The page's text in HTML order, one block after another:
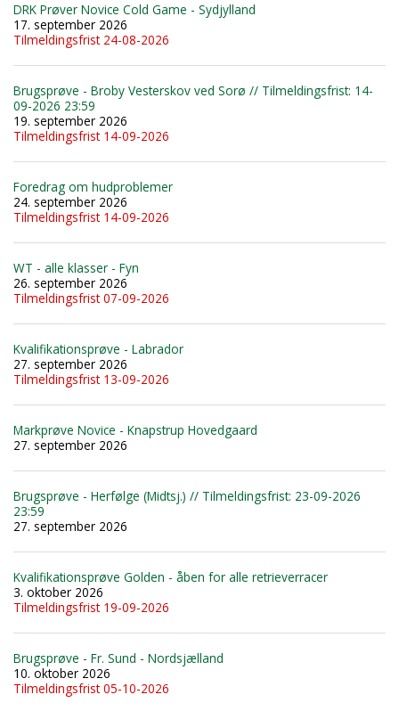
DRK Prøver Novice Cold Game - Sydjylland
17. september 2026
Tilmeldingsfrist 24-08-2026
Brugsprøve - Broby Vesterskov ved Sorø // Tilmeldingsfrist: 14-
09-2026 23:59
19. september 2026
Tilmeldingsfrist 14-09-2026
Foredrag om hudproblemer
24. september 2026
Tilmeldingsfrist 14-09-2026
WT - alle klasser - Fyn
26. september 2026
Tilmeldingsfrist 07-09-2026
Kvalifikationsprøve - Labrador
27. september 2026
Tilmeldingsfrist 13-09-2026
Markprøve Novice - Knapstrup Hovedgaard
27. september 2026
Brugsprøve - Herfølge (Midtsj.) // Tilmeldingsfrist: 23-09-2026
23:59
27. september 2026
Kvalifikationsprøve Golden - åben for alle retrieverracer
3. oktober 2026
Tilmeldingsfrist 19-09-2026
Brugsprøve - Fr. Sund - Nordsjælland
10. oktober 2026
Tilmeldingsfrist 05-10-2026